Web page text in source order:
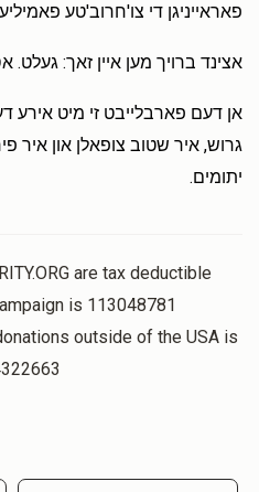
פאראייניגן די צו'חרוב'טע
אצינד ברויך מען איין זאך: געלט.
אן דעם פארבלייבט זי מיט אירע
גרוש, איר שטוב צופאלן און איר
יתומים.
are tax deductible
is 113048781
outside of the USA is